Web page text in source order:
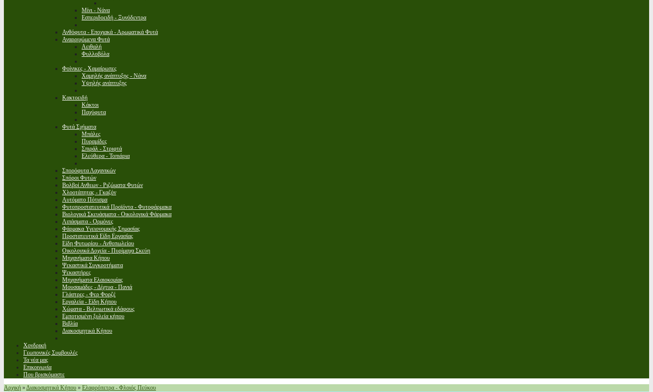
Μίνι - Νάνα
Εσπεριδοειδή - Ξυνόδεντρα
Ανθόφυτα - Εποχιακά - Αρωματικά Φυτά
Αναρριχώμενα Φυτά
Αειθαλή
Φυλλοβόλα
Φοίνικες - Χαμαίρωπες
Χαμηλής ανάπτυξης - Νάνα
Υψηλής ανάπτυξης
Κακτοειδή
Κάκτοι
Παχύφυτα
Φυτά Σχήματα
Μπάλες
Πυραμίδες
Σπιράλ - Στριφτά
Ελεύθερα - Τοπιάρια
Σπορόφυτα Λαχανικών
Σπόροι Φυτών
Βολβοί Ανθεων - Ριζώματα Φυτών
Χλοοτάπητας - Γκαζόν
Αυτόματο Πότισμα
Φυτοπροστατευτικά Προϊόντα - Φυτοφάρμακα
Βιολογικά Σκευάσματα - Οικολογικά Φάρμακα
Λιπάσματα - Ορμόνες
Φάρμακα Υγειονομικής Σημασίας
Προστατευτικά Είδη Εργασίας
Είδη Φυτωρίου - Ανθοπωλείου
Οικολογικά Δοχεία - Πυρίμαχα Σκεύη
Μηχανήματα Κήπου
Ψεκαστικά Συγκροτήματα
Ψεκαστήρες
Μηχανήματα Ελαιοκομίας
Μουσαμάδες - Δίχτυα - Πανιά
Γλάστρες - Φερ Φορζέ
Εργαλεία - Είδη Κήπου
Χώματα - Βελτιωτικά εδάφους
Εμποτισμένη ξυλεία κήπου
Βιβλία
Διακοσμητικά Κήπου
Χονδρική
Γεωπονικές Συμβουλές
Τα νέα μας
Επικοινωνία
Που βρισκόμαστε
Αρχική »Διακοσμητικά Κήπου » Ελαφρόπετρα - Φλοιός Πεύκου